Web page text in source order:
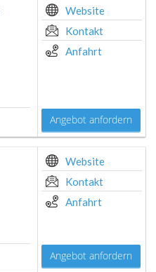
Website
Kontakt
Anfahrt
Angebot anfordern
Website
Kontakt
Anfahrt
Angebot anfordern